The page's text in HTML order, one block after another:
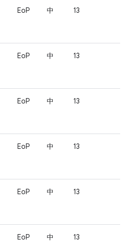
EoP 中 13
EoP 中 13
EoP 中 13
EoP 中 13
EoP 中 13
EoP 中 13